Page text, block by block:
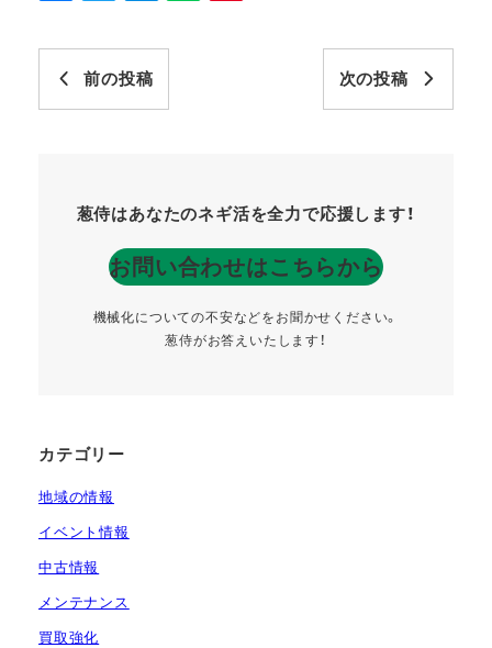
前の投稿 次の投稿
葱侍はあなたのネギ活を全力で応援します！
お問い合わせはこちらから
機械化についての不安などをお聞かせください。
葱侍がお答えいたします！
カテゴリー
地域の情報
イベント情報
中古情報
メンテナンス
買取強化